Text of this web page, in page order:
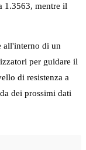
1.3563, mentre il
all'interno di un
per guidare il
di resistenza a
dei prossimi dati